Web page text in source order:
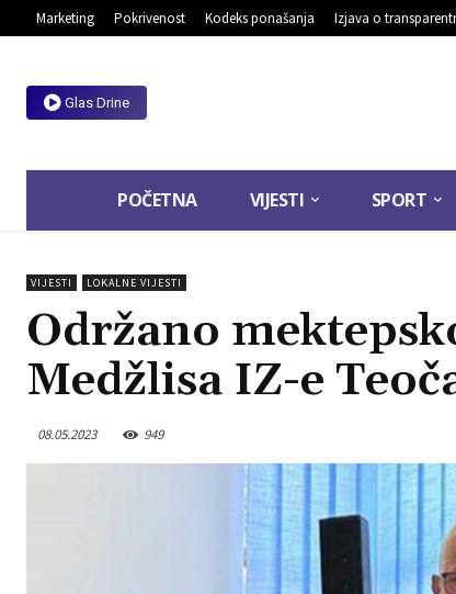
Marketing Pokrivenost Kodeks ponašanja Izjava o
Glas Drine
POČETNA VIJESTI SPORT
VIJESTI LOKALNE VIJESTI
Održano
Medžlisa IZ-e
08.05.2023 949